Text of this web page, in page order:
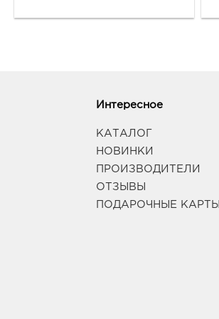
Интересное
КАТАЛОГ
НОВИНКИ
ПРОИЗВОДИТЕЛИ
ОТЗЫВЫ
ПОДАРОЧНЫЕ КАРТЫ